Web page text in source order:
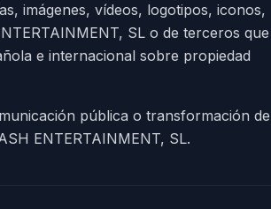
imágenes, vídeos, logotipos, iconos,
SL o de terceros que
e internacional sobre propiedad
pública o transformación de
ENTERTAINMENT, SL.